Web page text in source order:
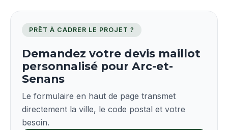
PRÊT À CADRER LE PROJET ?
Demandez votre devis maillot
personnalisé pour Arc-et-
Senans
Le formulaire en haut de page transmet
directement la ville, le code postal et votre
besoin.